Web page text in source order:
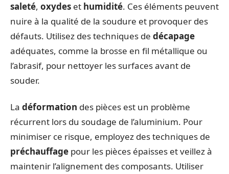
saleté, oxydes et humidité. Ces éléments peuvent
nuire à la qualité de la soudure et provoquer des
défauts. Utilisez des techniques de décapage
adéquates, comme la brosse en fil métallique ou
l’abrasif, pour nettoyer les surfaces avant de
souder.
La déformation des pièces est un problème
récurrent lors du soudage de l’aluminium. Pour
minimiser ce risque, employez des techniques de
préchauffage pour les pièces épaisses et veillez à
maintenir l’alignement des composants. Utiliser